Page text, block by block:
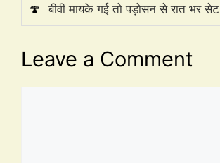
🍄 बीवी मायके गई तो पड़ोसन से रात भर सेट
Leave a Comment